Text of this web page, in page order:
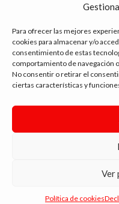
Para ofrecer las mejores
cookies para almacenar y/o
consentimiento de estas
comportamiento de navegación
No consentir o retirar el
ciertas características y
Ver
Política de cookies
tienda vapeo málaga
CONTACTO
SIGUE NAVEGANDO
JUST